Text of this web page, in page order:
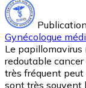
Gynécologue
Le papillomavirus
redoutable cancer
très fréquent peut
sont très souvent